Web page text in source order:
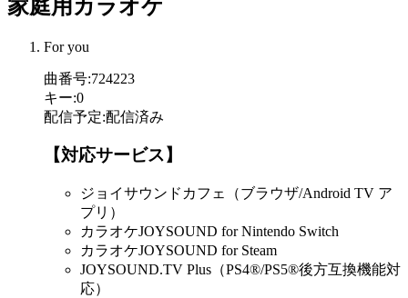
家庭用カラオケ
For you
曲番号:724223
キー:0
配信予定:配信済み
【対応サービス】
ジョイサウンドカフェ（ブラウザ/Android TV ア
プリ）
カラオケJOYSOUND for Nintendo Switch
カラオケJOYSOUND for Steam
JOYSOUND.TV Plus（PS4®/PS5®後方互換機能対
応）